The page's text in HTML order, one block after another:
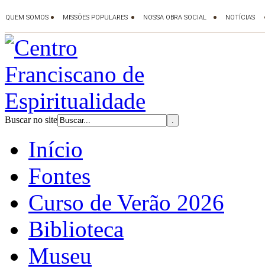
Buscar no site
Início
Fontes
Curso de Verão 2026
Biblioteca
Museu